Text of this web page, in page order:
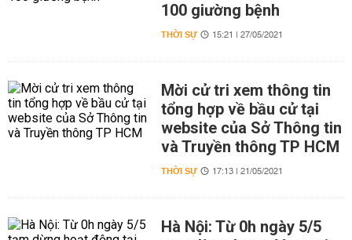
100 giường bệnh
THỜI SỰ 15:21 | 27/05/2021
Mời cử tri xem thông tin
tổng hợp về bầu cử tại
website của Sở Thông tin
và Truyền thông TP HCM
THỜI SỰ 17:13 | 21/05/2021
Hà Nội: Từ 0h ngày 5/5